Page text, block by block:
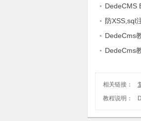
DedeCMS
理方法
防XSS,sql
DedeCms
器环境
DedeCms
相关链接：
教程说明：